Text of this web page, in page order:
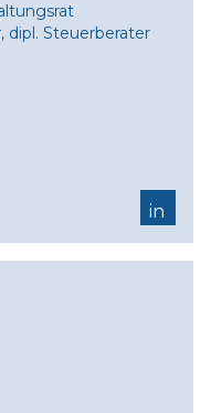
dipl. Steuerberater
in